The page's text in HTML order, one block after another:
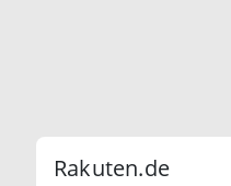
Rakuten.de